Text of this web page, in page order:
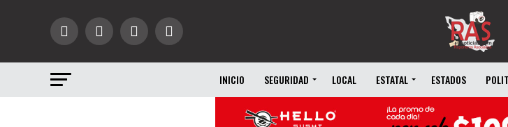
INICIO SEGURIDAD LOCAL ESTATAL ESTADOS